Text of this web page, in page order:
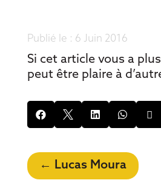
6 Juin 2016
Si cet article vous a
peut être plaire à
    
← Lucas Moura